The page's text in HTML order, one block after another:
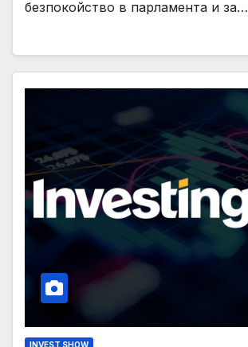
безпокойство в парламента и за…
INVEST SHOW